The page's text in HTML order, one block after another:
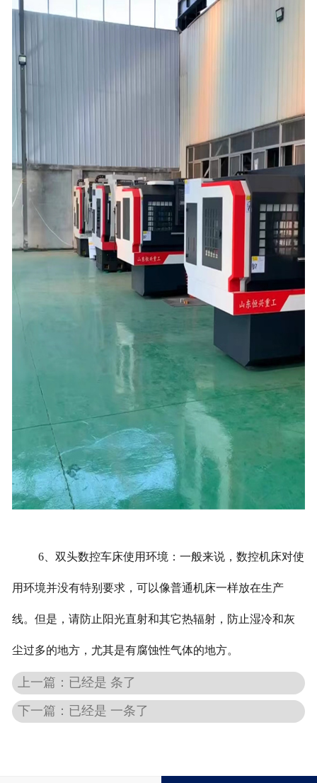
6、双头数控车床使用环境：一般来说，数控机床对使
用环境并没有特别要求，可以像普通机床一样放在生产
线。但是，请防止阳光直射和其它热辐射，防止湿冷和灰
尘过多的地方，尤其是有腐蚀性气体的地方。
上一篇：已经是 条了
下一篇：已经是 一条了